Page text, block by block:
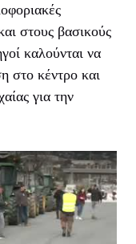
στους βασικούς
καλούνται να
στο κέντρο και
για την